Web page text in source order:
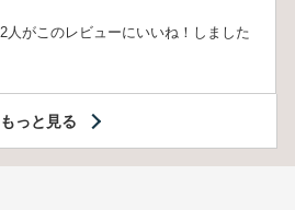
2人がこのレビューにいいね！しました
もっと見る